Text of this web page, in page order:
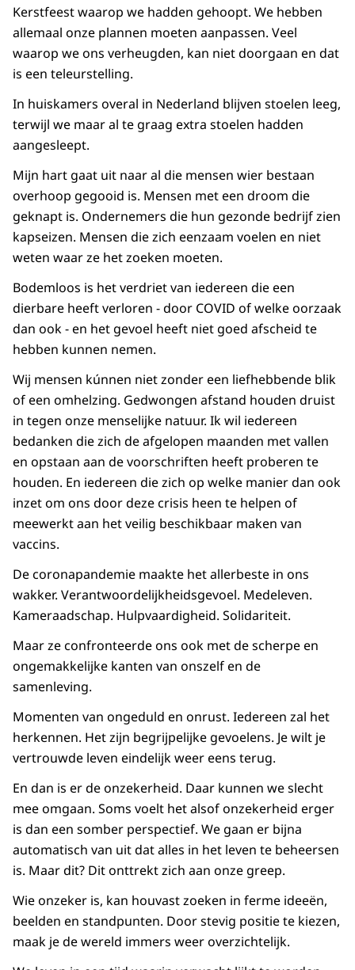
Kerstfeest waarop we hadden gehoopt. We hebben
allemaal onze plannen moeten aanpassen. Veel
waarop we ons verheugden, kan niet doorgaan en dat
is een teleurstelling.
In huiskamers overal in Nederland blijven stoelen leeg,
terwijl we maar al te graag extra stoelen hadden
aangesleept.
Mijn hart gaat uit naar al die mensen wier bestaan
overhoop gegooid is. Mensen met een droom die
geknapt is. Ondernemers die hun gezonde bedrijf zien
kapseizen. Mensen die zich eenzaam voelen en niet
weten waar ze het zoeken moeten.
Bodemloos is het verdriet van iedereen die een
dierbare heeft verloren - door COVID of welke oorzaak
dan ook - en het gevoel heeft niet goed afscheid te
hebben kunnen nemen.
Wij mensen kúnnen niet zonder een liefhebbende blik
of een omhelzing. Gedwongen afstand houden druist
in tegen onze menselijke natuur. Ik wil iedereen
bedanken die zich de afgelopen maanden met vallen
en opstaan aan de voorschriften heeft proberen te
houden. En iedereen die zich op welke manier dan ook
inzet om ons door deze crisis heen te helpen of
meewerkt aan het veilig beschikbaar maken van
vaccins.
De coronapandemie maakte het allerbeste in ons
wakker. Verantwoordelijkheidsgevoel. Medeleven.
Kameraadschap. Hulpvaardigheid. Solidariteit.
Maar ze confronteerde ons ook met de scherpe en
ongemakkelijke kanten van onszelf en de
samenleving.
Momenten van ongeduld en onrust. Iedereen zal het
herkennen. Het zijn begrijpelijke gevoelens. Je wilt je
vertrouwde leven eindelijk weer eens terug.
En dan is er de onzekerheid. Daar kunnen we slecht
mee omgaan. Soms voelt het alsof onzekerheid erger
is dan een somber perspectief. We gaan er bijna
automatisch van uit dat alles in het leven te beheersen
is. Maar dit? Dit onttrekt zich aan onze greep.
Wie onzeker is, kan houvast zoeken in ferme ideeën,
beelden en standpunten. Door stevig positie te kiezen,
maak je de wereld immers weer overzichtelijk.